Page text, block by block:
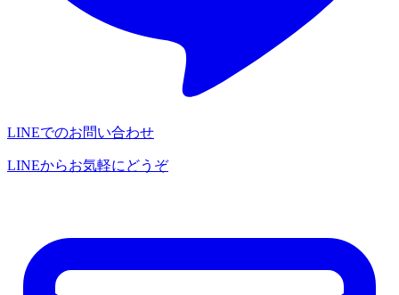
LINEでのお問い合わせ
LINEからお気軽にどうぞ